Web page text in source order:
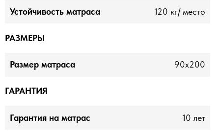
Устойчивость матраса 120 кг/ место
РАЗМЕРЫ
Размер матраса 90x200
ГАРАНТИЯ
Гарантия на матрас 10 лет